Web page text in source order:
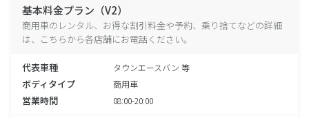
基本料金プラン（V2）
商用車のレンタル、お得な割引料金や予約、乗り捨てなどの詳細
は、こちらから各店舗にお電話ください。
代表車種 タウンエースバン 等
ボディタイプ 商用車
営業時間 08:00-20:00